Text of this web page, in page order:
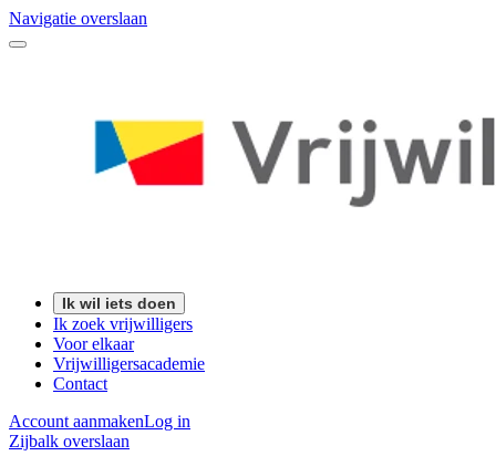
Navigatie overslaan
Ik wil iets doen
Ik zoek vrijwilligers
Voor elkaar
Vrijwilligersacademie
Contact
Account aanmakenLog in
Zijbalk overslaan